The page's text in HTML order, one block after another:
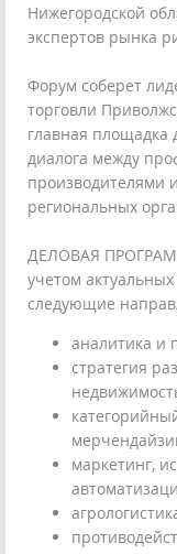
Нижегородской
экспертов рынка
Форум соберет
торговли
главная
диалога между
производителями
региональных
ДЕЛОВАЯ
учетом
следующие
аналитика и
стратегия
маркетинг,